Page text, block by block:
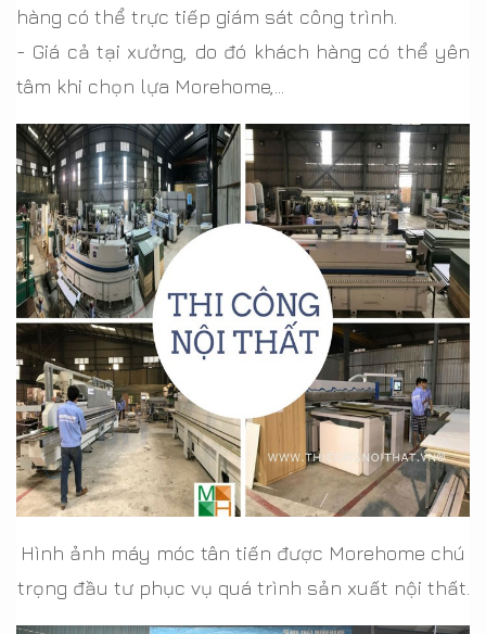
hàng có thể trực tiếp giám sát công trình.
- Giá cả tại xưởng, do đó khách hàng có thể yên
tâm khi chọn lựa Morehome,…
Hình ảnh máy móc tân tiến được Morehome chú
trọng đầu tư phục vụ quá trình sản xuất nội thất.